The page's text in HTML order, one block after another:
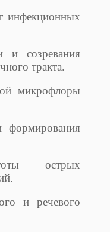
инфекционных
и созревания
тракта.
микрофлоры
формирования
острых
и речевого